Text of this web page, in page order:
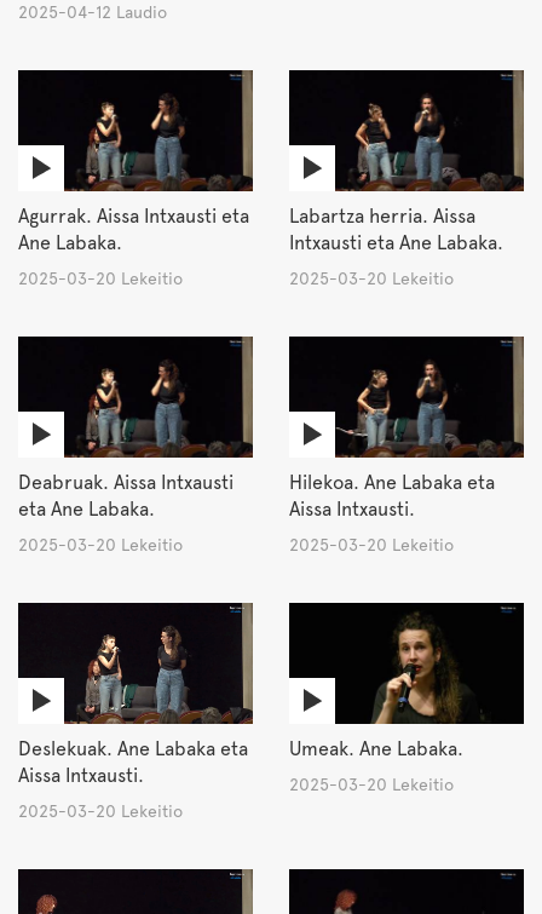
2025-04-12 Laudio
Agurrak. Aissa Intxausti eta
Ane Labaka.
2025-03-20 Lekeitio
Labartza herria. Aissa
Intxausti eta Ane Labaka.
2025-03-20 Lekeitio
Deabruak. Aissa Intxausti
eta Ane Labaka.
2025-03-20 Lekeitio
Hilekoa. Ane Labaka eta
Aissa Intxausti.
2025-03-20 Lekeitio
Deslekuak. Ane Labaka eta
Aissa Intxausti.
2025-03-20 Lekeitio
Umeak. Ane Labaka.
2025-03-20 Lekeitio